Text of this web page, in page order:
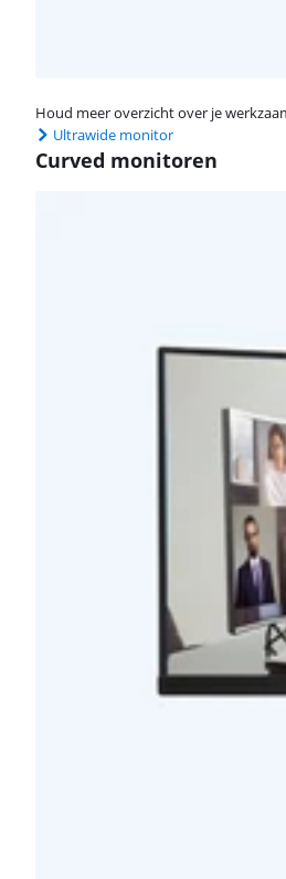
Houd meer overzicht over je
Ultrawide monitor
Curved monitoren